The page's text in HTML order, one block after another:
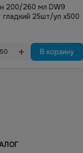
200/260 мл DW9
гладкий 25шт/уп х500
В корзину